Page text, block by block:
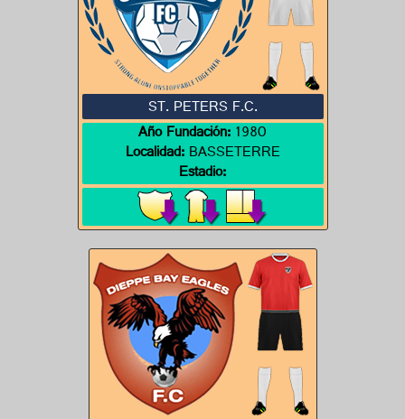
ST. PETERS F.C.
Año Fundación:1980
Localidad:BASSETERRE
Estadio: